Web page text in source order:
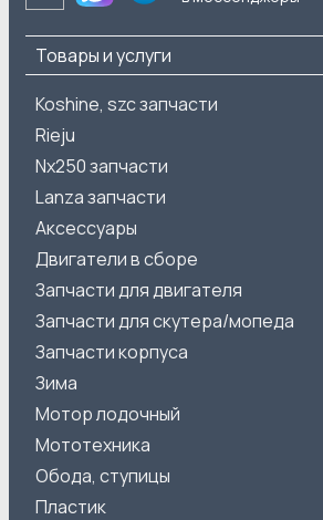
Товары и услуги
Koshine, szc запчасти
Rieju
Nx250 запчасти
Lanza запчасти
Аксессуары
Двигатели в сборе
Запчасти для двигателя
Запчасти для скутера/мопеда
Запчасти корпуса
Зима
Мотор лодочный
Мототехника
Обода, ступицы
Пластик